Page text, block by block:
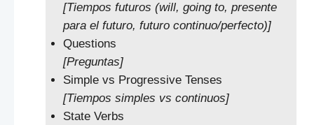
[Tiempos futuros (will, going to, presente
para el futuro, futuro continuo/perfecto)]
Questions
[Preguntas]
Simple vs Progressive Tenses
[Tiempos simples vs continuos]
State Verbs